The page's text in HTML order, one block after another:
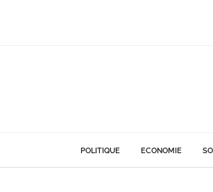
POLITIQUE ECONOMIE